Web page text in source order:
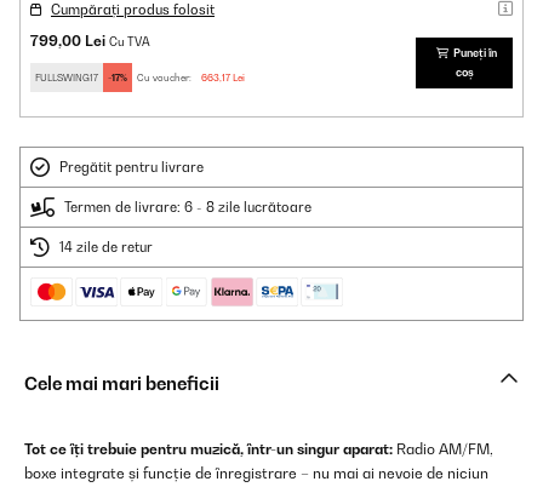
Cumpărați produs folosit
799,00 Lei Cu TVA
FULLSWING17 -17% Cu voucher: 663,17 Lei
Puneți în
coș
Pregătit pentru livrare
Termen de livrare: 6 - 8 zile lucrătoare
14 zile de retur
Cele mai mari beneficii
Tot ce îți trebuie pentru muzică, într-un singur aparat: Radio AM/FM,
boxe integrate și funcție de înregistrare – nu mai ai nevoie de niciun